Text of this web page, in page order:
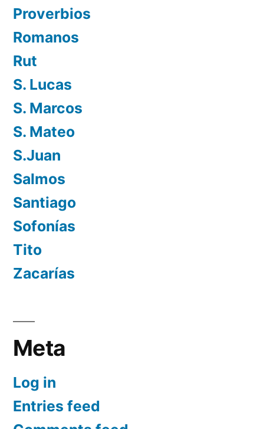
Proverbios
Romanos
Rut
S. Lucas
S. Marcos
S. Mateo
S.Juan
Salmos
Santiago
Sofonías
Tito
Zacarías
Meta
Log in
Entries feed